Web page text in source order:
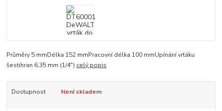
Průměry 5 mmDélka 152 mmPracovní délka 100 mmUpínání vrtáku
šestihran 6,35 mm (1/4") celý popis
Dostupnost Není skladem